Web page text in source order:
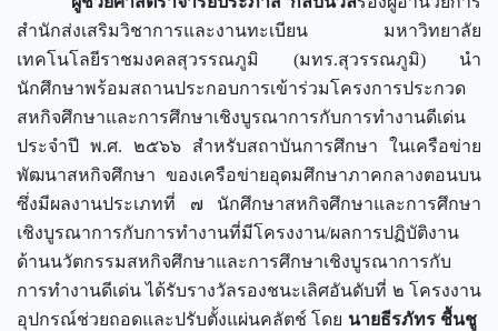
สำนักส่งเสริมวิชาการและงานทะเบียน มหาวิทยาลัย
เทคโนโลยีราชมงคลสุวรรณภูมิ (มทร.สุวรรณภูมิ) นำ
นักศึกษาพร้อมสถานประกอบการเข้าร่วมโครงการประกวด
สหกิจศึกษาและการศึกษาเชิงบูรณาการกับการทำงานดีเด่น
ประจำปี พ.ศ. ๒๕๖๖ สำหรับสถาบันการศึกษา ในเครือข่าย
พัฒนาสหกิจศึกษา ของเครือข่ายอุดมศึกษาภาคกลางตอนบน
ซึ่งมีผลงานประเภทที่ ๗ นักศึกษาสหกิจศึกษาและการศึกษา
เชิงบูรณาการกับการทำงานที่มีโครงงาน/ผลการปฏิบัติงาน
ด้านนวัตกรรมสหกิจศึกษาและการศึกษาเชิงบูรณาการกับ
การทำงานดีเด่น ได้รับรางวัลรองชนะเลิศอันดับที่ ๒ โครงงาน
อุปกรณ์ช่วยถอดและปรับตั้งแผ่นคลัตช์ โดย นายธีรภัทร ชื้นชู